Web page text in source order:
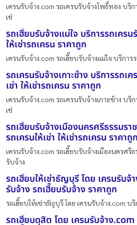
เครนรับจ้าง.com รถเครนรับจ้างโพธิ์ทอง บริก
เช่
รถเฮี๊ยบรับจ้างแม่ใจ บริการรถเครน
ให้เช่ารถเครน ราคาถูก
เครนรับจ้าง.com รถเฮี๊ยบรับจ้างแม่ใจ บริการ
รถเครนรับจ้างเกาะช้าง บริการรถเ
เช่า ให้เช่ารถเครน ราคาถูก
เครนรับจ้าง.com รถเครนรับจ้างเกาะช้าง บริ
เช่
รถเฮี๊ยบรับจ้างเมืองนครศรีธรรมรา
รถเครนให้เช่า ให้เช่ารถเครน ราคาถูก
เครนรับจ้าง.com รถเฮี๊ยบรับจ้างเมืองนครศรี
รับจ้าง
รถเฮี๊ยบให้เช่าธัญบุรี โดย เครนรับจ้
รับจ้าง รถเฮี๊ยบรับจ้าง ราคาถูก
รถเฮี๊ยบให้เช่าธัญบุรี โดย เครนรับจ้าง.com บ
รถเฮี๊ยบดุสิต โดย เครนรับจ้าง.com